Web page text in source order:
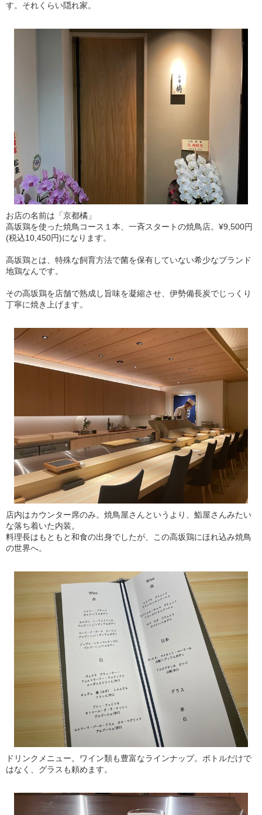
す。それくらい隠れ家。
お店の名前は「京都橘」
高坂鶏を使った焼鳥コース１本、一斉スタートの焼鳥店。¥9,500円
(税込10,450円)になります。
高坂鶏とは、特殊な飼育方法で菌を保有していない希少なブランド
地鶏なんです。
その高坂鶏を店舗で熟成し旨味を凝縮させ、伊勢備長炭でじっくり
丁寧に焼き上げます。
店内はカウンター席のみ。焼鳥屋さんというより、鮨屋さんみたい
な落ち着いた内装。
料理長はもともと和食の出身でしたが、この高坂鶏にほれ込み焼鳥
の世界へ。
ドリンクメニュー。ワイン類も豊富なラインナップ。ボトルだけで
はなく、グラスも頼めます。